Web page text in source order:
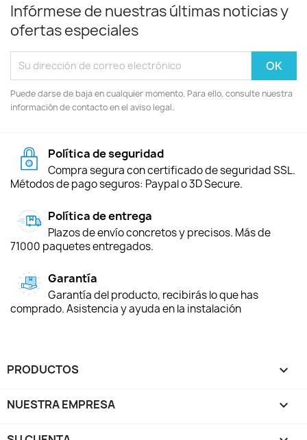
Infórmese de nuestras últimas noticias y
ofertas especiales
Puede darse de baja en cualquier momento. Para ello, consulte nuestra
información de contacto en el aviso legal.
Política de seguridad
Compra segura con certificado de seguridad SSL.
Métodos de pago seguros: Paypal o 3D Secure.
Política de entrega
Plazos de envío concretos y precisos. Más de
71000 paquetes entregados.
Garantía
Garantía del producto, recibirás lo que has
comprado. Asistencia y ayuda en la instalación
PRODUCTOS 
NUESTRA EMPRESA 